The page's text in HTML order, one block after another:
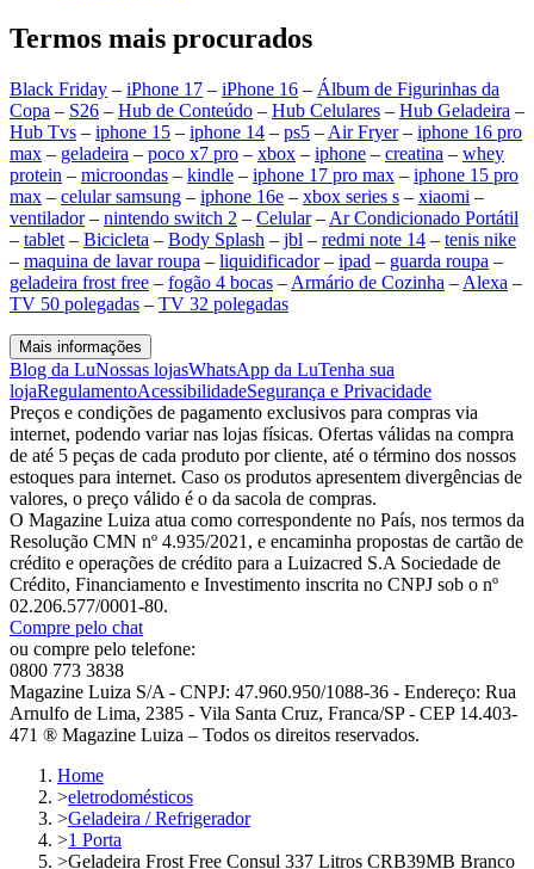
Termos mais procurados
Black Friday – iPhone 17 – iPhone 16 – Álbum de Figurinhas da
Copa – S26 – Hub de Conteúdo – Hub Celulares – Hub Geladeira –
Hub Tvs – iphone 15 – iphone 14 – ps5 – Air Fryer– iphone 16 pro
max – geladeira – poco x7 pro – xbox – iphone – creatina – whey
protein – microondas – kindle – iphone 17 pro max – iphone 15 pro
max – celular samsung – iphone 16e – xbox series s – xiaomi –
ventilador– nintendo switch 2 – Celular– Ar Condicionado Portátil
– tablet – Bicicleta – Body Splash – jbl – redmi note 14 – tenis nike
– maquina de lavar roupa – liquidificador– ipad – guarda roupa –
geladeira frost free – fogão 4 bocas – Armário de Cozinha – Alexa –
TV 50 polegadas – TV 32 polegadas
Mais informações
Blog da LuNossas lojasWhatsApp da LuTenha sua
lojaRegulamentoAcessibilidadeSegurança e Privacidade
Preços e condições de pagamento exclusivos para compras via
internet, podendo variar nas lojas físicas. Ofertas válidas na compra
de até 5 peças de cada produto por cliente, até o término dos nossos
estoques para internet. Caso os produtos apresentem divergências de
valores, o preço válido é o da sacola de compras.
O Magazine Luiza atua como correspondente no País, nos termos da
Resolução CMN nº 4.935/2021, e encaminha propostas de cartão de
crédito e operações de crédito para a Luizacred S.A Sociedade de
Crédito, Financiamento e Investimento inscrita no CNPJ sob o nº
02.206.577/0001-80.
Compre pelo chat
ou compre pelo telefone:
0800 773 3838
Magazine Luiza S/A - CNPJ: 47.960.950/1088-36 - Endereço: Rua
Arnulfo de Lima, 2385 - Vila Santa Cruz, Franca/SP - CEP 14.403-
471 ® Magazine Luiza – Todos os direitos reservados.
Home
>eletrodomésticos
>Geladeira / Refrigerador
>1 Porta
>Geladeira Frost Free Consul 337 Litros CRB39MB Branco